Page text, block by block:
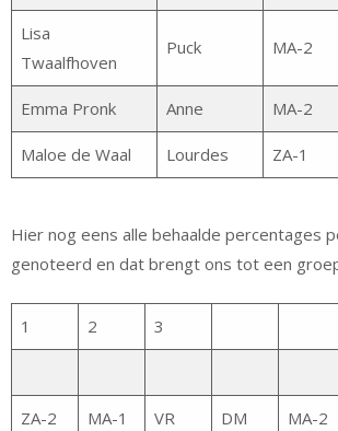
Lisa
Twaalfhoven
Puck MA-2
Emma Pronk Anne MA-2
Maloe de Waal Lourdes ZA-1
Hier nog eens alle behaalde percentages
genoteerd en dat brengt ons tot een
1 2 3
ZA-2 MA-1 VR DM MA-2